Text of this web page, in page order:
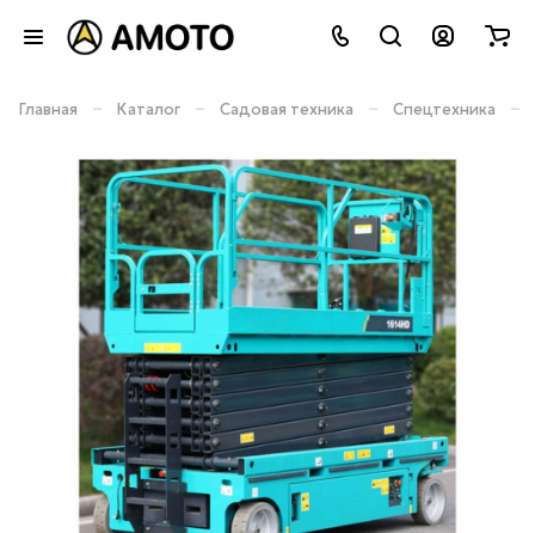
Главная – Каталог – Садовая техника – Спецтехника –